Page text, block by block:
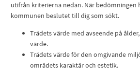
utifrån kriterierna nedan. När bedömningen
kommunen beslutet till dig som sökt.
Trädets värde med avseende på
värde.
Trädets värde för den omgivande
områdets karaktär och estetik.